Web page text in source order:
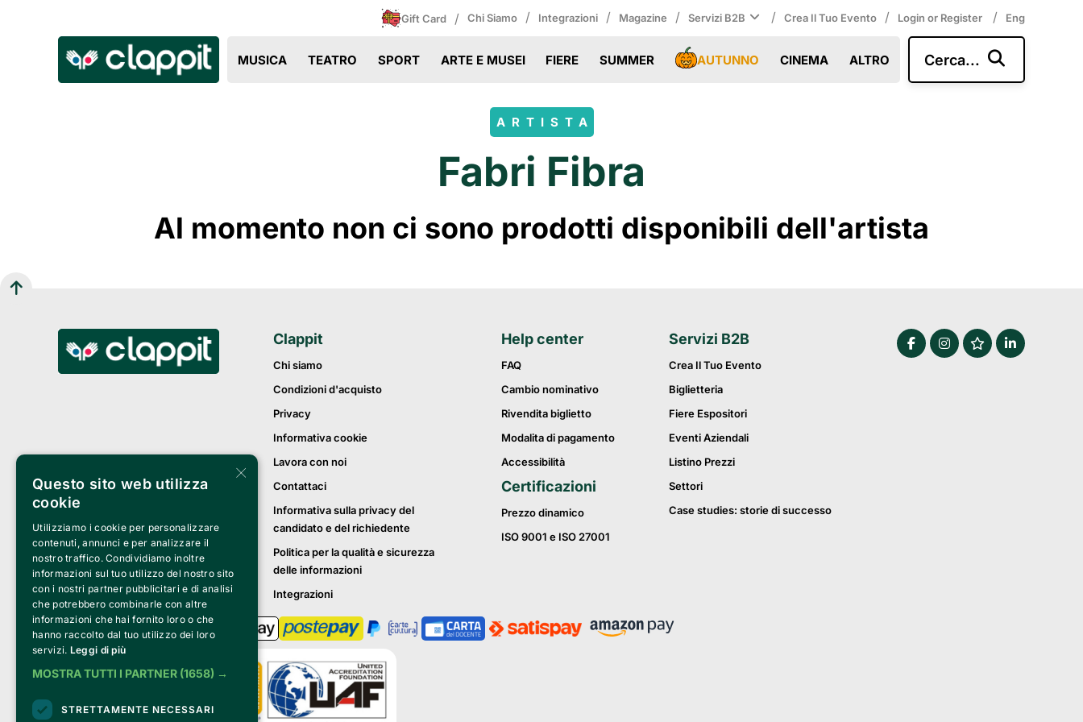
Gift Card / Chi Siamo / Integrazioni / Magazine / Servizi B2B / Crea Il Tuo Evento / Login or Register / Eng
MUSICA TEATRO SPORT ARTE E MUSEI FIERE SUMMER AUTUNNO CINEMA ALTRO Cerca...
ARTISTA
Fabri Fibra
Al momento non ci sono prodotti disponibili dell'artista
Clappit
Chi siamo
Condizioni d'acquisto
Privacy
Informativa cookie
Lavora con noi
Contattaci
Informativa sulla privacy del
candidato e del richiedente
Politica per la qualità e sicurezza
delle informazioni
Integrazioni
Help center
FAQ
Cambio nominativo
Rivendita biglietto
Modalita di pagamento
Accessibilità
Certificazioni
Prezzo dinamico
ISO 9001 e ISO 27001
Servizi B2B
Crea Il Tuo Evento
Biglietteria
Fiere Espositori
Eventi Aziendali
Listino Prezzi
Settori
Case studies: storie di successo
×
Questo sito web utilizza
cookie
Utilizziamo i cookie per personalizzare
contenuti, annunci e per analizzare il
nostro traffico. Condividiamo inoltre
informazioni sul tuo utilizzo del nostro sito
con i nostri partner pubblicitari e di analisi
che potrebbero combinarle con altre
informazioni che hai fornito loro o che
hanno raccolto dal tuo utilizzo dei loro
servizi. Leggi di più
MOSTRA TUTTI I PARTNER (1658) →
STRETTAMENTE NECESSARI